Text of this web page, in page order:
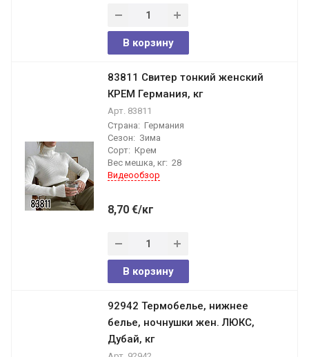
В корзину
83811 Свитер тонкий женский
КРЕМ Германия, кг
Арт. 83811
Страна: Германия
Сезон: Зима
Сорт: Крем
Вес мешка, кг: 28
Видеообзор
8,70 €/кг
В корзину
92942 Термобелье, нижнее
белье, ночнушки жен. ЛЮКС,
Дубай, кг